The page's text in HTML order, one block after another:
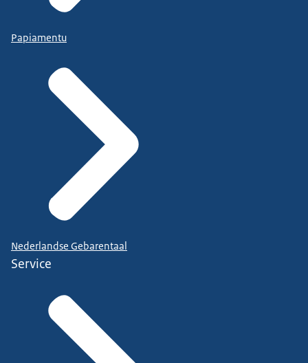
Papiamentu
Nederlandse Gebarentaal
Service